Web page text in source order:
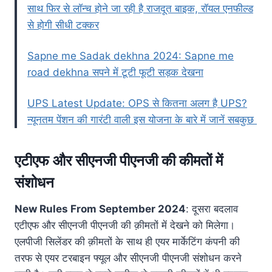
साथ फिर से लाॅन्च होने जा रही है राजदूत बाइक, राॅयल एनफील्ड
से होगी सीधी टक्कर
Sapne me Sadak dekhna 2024: Sapne me
road dekhna सपने में टूटी फूटी सड़क देखना
UPS Latest Update: OPS से कितना अलग है UPS?
न्यूनतम पेंशन की गारंटी वाली इस योजना के बारे में जानें सबकुछ
एटीएफ और सीएनजी पीएनजी की कीमतों में
संशोधन
New Rules From September 2024: दूसरा बदलाव
एटीएफ और सीएनजी पीएनजी की क़ीमतों में देखने को मिलेगा।
एलपीजी सिलेंडर की क़ीमतों के साथ ही एयर मार्केटिंग कंपनी की
तरफ से एयर टरबाइन फ्यूल और सीएनजी पीएनजी संशोधन करने